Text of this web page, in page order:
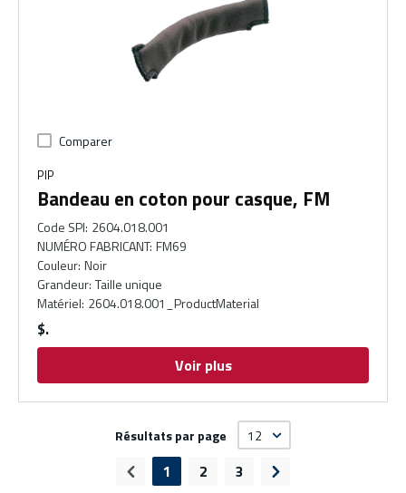
Comparer
PIP
Bandeau en coton pour casque, FM
Code SPI: 2604.018.001
NUMÉRO FABRICANT: FM69
Couleur: Noir
Grandeur: Taille unique
Matériel: 2604.018.001_ProductMaterial
$
Voir plus
Résultats par page
Page précédente
1 2 3 Page suivante